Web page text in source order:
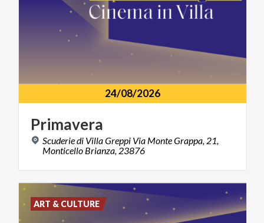
24/08/2026
Primavera
Scuderie di Villa Greppi Via Monte Grappa, 21,
Monticello Brianza, 23876
ART & CULTURE